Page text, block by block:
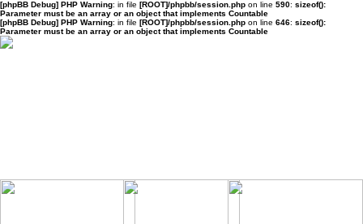
[phpBB Debug] PHP Warning: in file [ROOT]/phpbb/session.php on line 590: sizeof():
Parameter must be an array or an object that implements Countable
[phpBB Debug] PHP Warning: in file [ROOT]/phpbb/session.php on line 646: sizeof():
Parameter must be an array or an object that implements Countable